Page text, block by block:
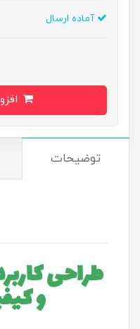
آماده ارسال
توضیحات
طراحی
و